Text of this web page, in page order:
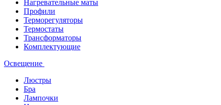
Нагревательные маты
Профили
Терморегуляторы
Термостаты
Трансформаторы
Комплектующие
Освещение
Люстры
Бра
Лампочки